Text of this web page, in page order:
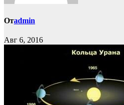
Отadmin
Авг 6, 2016